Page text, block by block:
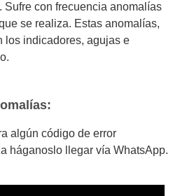
Sufre con frecuencia anomalías
se realiza. Estas anomalías,
los indicadores, agujas e
algún código de error
háganoslo llegar vía WhatsApp.